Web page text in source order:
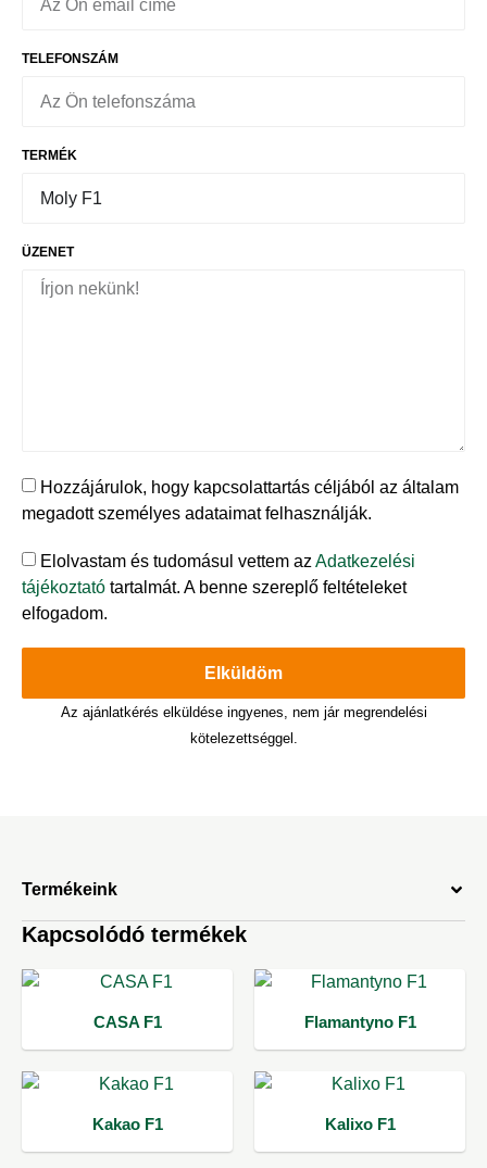
TELEFONSZÁM
TERMÉK
ÜZENET
Hozzájárulok, hogy kapcsolattartás céljából az általam
megadott személyes adataimat felhasználják.
Elolvastam és tudomásul vettem az Adatkezelési
tájékoztató tartalmát. A benne szereplő feltételeket
elfogadom.
Elküldöm
Az ajánlatkérés elküldése ingyenes, nem jár megrendelési
kötelezettséggel.
Termékeink
Kapcsolódó termékek
CASA F1 Flamantyno F1
Kakao F1 Kalixo F1